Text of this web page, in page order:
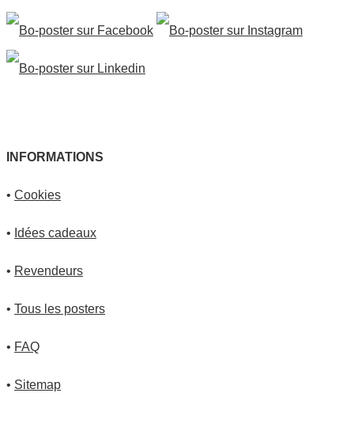
INFORMATIONS
• Cookies
• Idées cadeaux
• Revendeurs
• Tous les posters
• FAQ
• Sitemap